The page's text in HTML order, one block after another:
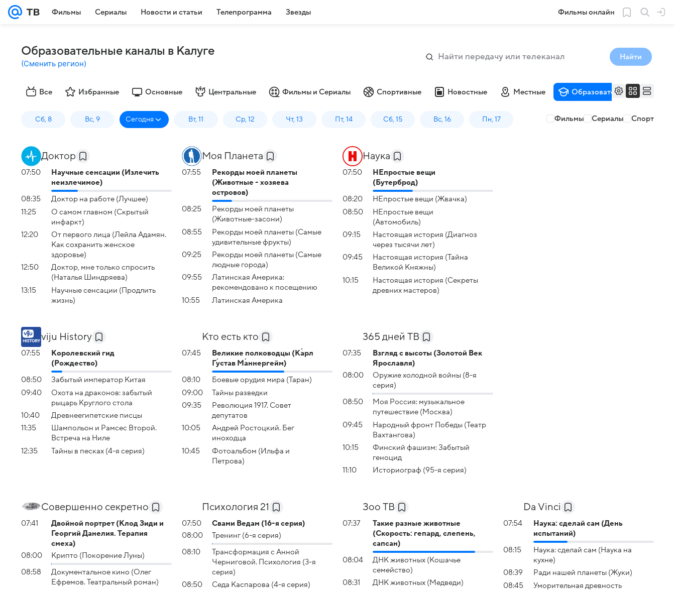
Фильмы Сериалы Новости и статьи Телепрограмма Звезды Фильмы онлайн
Образовательные каналы в Калуге
(Сменить регион)
Найти
Все Избранные Основные Центральные Фильмы и Сериалы Спортивные Новостные Местные Образовательные
Сб, 8 Вс, 9 Сегодня Вт, 11 Ср, 12 Чт, 13 Пт, 14 Сб, 15 Вс, 16 Пн, 17 Фильмы Сериалы Спорт
Доктор
07:50
Научные сенсации (Излечить
неизлечимое)
08:35
Доктор на работе (Лучшее)
11:25
О самом главном (Скрытый
инфаркт)
12:20
От первого лица (Лейла Адамян.
Как сохранить женское
здоровье)
12:50
Доктор, мне только спросить
(Наталья Шиндряева)
13:15
Научные сенсации (Продлить
жизнь)
Моя Планета
07:55
Рекорды моей планеты
(Животные - хозяева
островов)
08:25
Рекорды моей планеты
(Животные-засони)
08:55
Рекорды моей планеты (Самые
удивительные фрукты)
09:25
Рекорды моей планеты (Самые
людные города)
09:55
Латинская Америка:
рекомендовано к посещению
10:55
Латинская Америка
Наука
07:50
НЕпростые вещи
(Бутерброд)
08:20
НЕпростые вещи (Жвачка)
08:50
НЕпростые вещи
(Автомобиль)
09:15
Настоящая история (Диагноз
через тысячи лет)
09:45
Настоящая история (Тайна
Великой Княжны)
10:15
Настоящая история (Секреты
древних мастеров)
viju History
07:55
Королевский гид
(Рождество)
08:50
Забытый император Китая
09:40
Охота на драконов: забытый
рыцарь Круглого стола
10:40
Древнеегипетские писцы
11:35
Шампольон и Рамсес Второй.
Встреча на Ниле
12:35
Тайны в песках (4-я серия)
Кто есть кто
07:45
Великие полководцы (Ка́рл
Гу́став Ма́ннергейм)
08:10
Боевые орудия мира (Таран)
09:00
Тайны разведки
09:35
Революция 1917. Совет
депутатов
10:05
Андрей Ростоцкий. Бег
иноходца
10:45
Фотоальбом (Ильфа и
Петрова)
365 дней ТВ
07:35
Взгляд с высоты (Золотой Век
Ярославля)
08:00
Оружие холодной войны (8-я
серия)
08:50
Моя Россия: музыкальное
путешествие (Москва)
09:45
Народный фронт Победы (Театр
Вахтангова)
10:15
Финский фашизм: Забытый
геноцид
11:10
Историограф (95-я серия)
Совершенно секретно
07:41
Двойной портрет (Клод Зиди и
Георгий Данелия. Терапия
смеха)
08:00
Крипто (Покорение Луны)
08:58
Документальное кино (Олег
Ефремов. Театральный роман)
Психология 21
07:50
Свами Ведам (16-я серия)
08:00
Тренинг (6-я серия)
08:10
Трансформация с Анной
Черниговой. Психология (3-я
серия)
08:50
Седа Каспарова (4-я серия)
Зоо ТВ
07:37
Такие разные животные
(Скорость: гепард, слепень,
сапсан)
08:04
ДНК животных (Кошачье
семейство)
08:31
ДНК животных (Медведи)
Da Vinci
07:54
Наука: сделай сам (День
испытаний)
08:15
Наука: сделай сам (Наука на
кухне)
08:39
Ради нашей планеты (Жуки)
08:45
Уморительная древность